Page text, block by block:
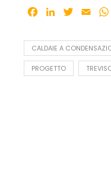
Facebook
LinkedInTwitter
Email
CALDAIE A
PROGETTO